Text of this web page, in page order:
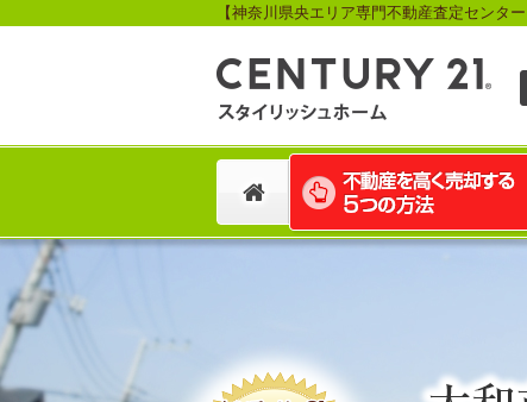
【神奈川県央エリア専門不動産査定センタ